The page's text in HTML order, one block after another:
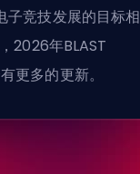
子竞技发展的目标相
2026年BLAST
更多的更新。